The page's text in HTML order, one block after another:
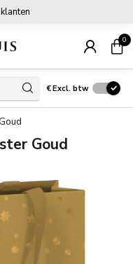
0
€Excl. btw
Goud